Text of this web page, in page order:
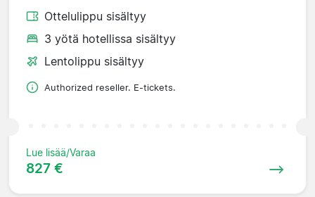
Ottelulippu sisältyy
3 yötä hotellissa sisältyy
Lentolippu sisältyy
Authorized reseller. E-tickets.
Lue lisää/Varaa
827 €